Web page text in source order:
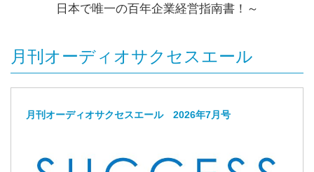
日本で唯一の百年企業経営指南書！～
月刊オーディオサクセスエール
月刊オーディオサクセスエール 2026年7月号